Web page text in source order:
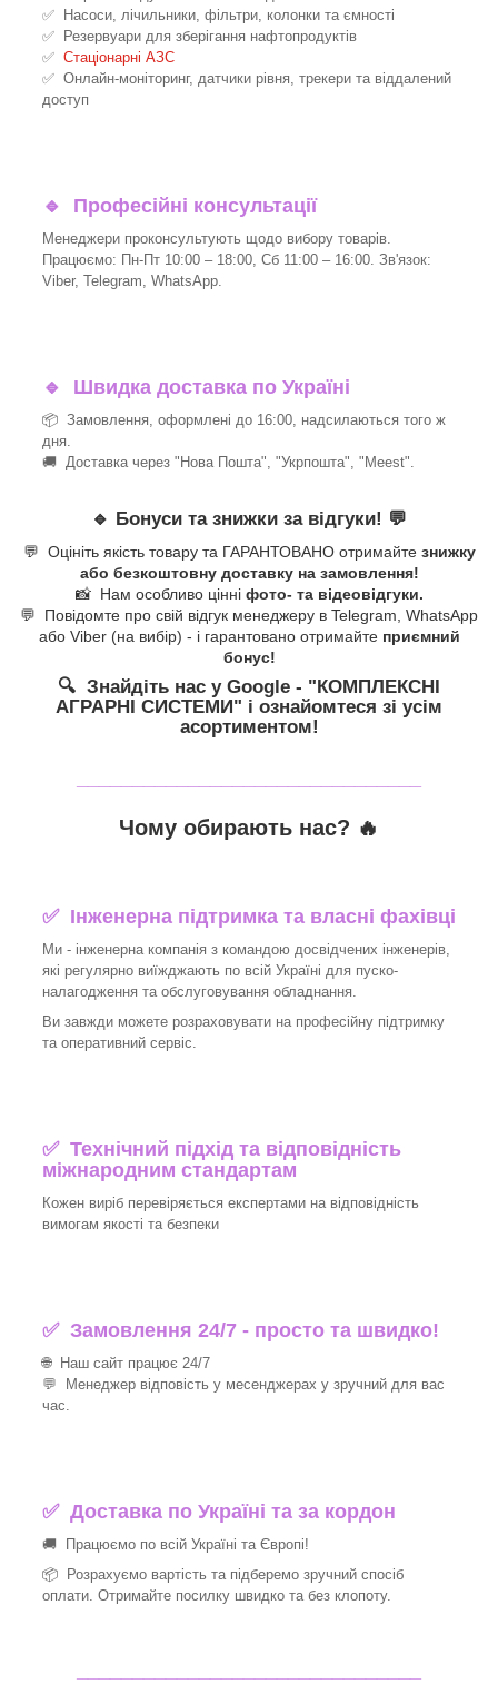
✅ Насоси, лічильники, фільтри, колонки та ємності
✅ Резервуари для зберігання нафтопродуктів
✅ Стаціонарні АЗС
✅ Онлайн-моніторинг, датчики рівня, трекери та віддалений
доступ
🔹 Професійні консультації
Менеджери проконсультують щодо вибору товарів.
Працюємо: Пн-Пт 10:00 – 18:00, Сб 11:00 – 16:00. Зв'язок:
Viber, Telegram, WhatsApp.
🔹 Швидка доставка по Україні
📦 Замовлення, оформлені до 16:00, надсилаються того ж
дня.
🚚 Доставка через "Нова Пошта", "Укрпошта", "Meest".
🔹 Бонуси та знижки за відгуки! 💬
💬 Оцініть якість товару та ГАРАНТОВАНО отримайте знижку
або безкоштовну доставку на замовлення!
📸 Нам особливо цінні фото- та відеовідгуки.
💬 Повідомте про свій відгук менеджеру в Telegram, WhatsApp
або Viber (на вибір) - і гарантовано отримайте приємний
бонус!
🔍 Знайдіть нас у Google - "КОМПЛЕКСНІ
АГРАРНІ СИСТЕМИ " і ознайомтеся зі усім
асортиментом!
Чому обирають нас? 🔥
✅ Інженерна підтримка та власні фахівці
Ми - інженерна компанія з командою досвідчених інженерів,
які регулярно виїжджають по всій Україні для пуско-
налагодження та обслуговування обладнання.
Ви завжди можете розраховувати на професійну підтримку
та оперативний сервіс.
✅ Технічний підхід та відповідність
міжнародним стандартам
Кожен виріб перевіряється експертами на відповідність
вимогам якості та безпеки
✅ Замовлення 24/7 - просто та швидко!
🌐 Наш сайт працює 24/7
💬 Менеджер відповість у месенджерах у зручний для вас
час.
✅Доставка по Україні та за кордон
🚚 Працюємо по всій Україні та Європі!
📦 Розрахуємо вартість та підберемо зручний спосіб
оплати. Отримайте посилку швидко та без клопоту.